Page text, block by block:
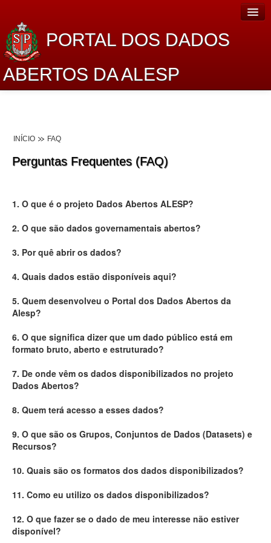
PORTAL DOS DADOS
ABERTOS DA ALESP
Lei de Acesso à Informação
Administração
Legislação
Perguntas frequentes
Contato
INÍCIO FAQ
Perguntas Frequentes (FAQ)
1. O que é o projeto Dados Abertos ALESP?
2. O que são dados governamentais abertos?
3. Por quê abrir os dados?
4. Quais dados estão disponíveis aqui?
5. Quem desenvolveu o Portal dos Dados Abertos da
Alesp?
6. O que significa dizer que um dado público está em
formato bruto, aberto e estruturado?
7. De onde vêm os dados disponibilizados no projeto
Dados Abertos?
8. Quem terá acesso a esses dados?
9. O que são os Grupos, Conjuntos de Dados (Datasets) e
Recursos?
10. Quais são os formatos dos dados disponibilizados?
11. Como eu utilizo os dados disponibilizados?
12. O que fazer se o dado de meu interesse não estiver
disponível?